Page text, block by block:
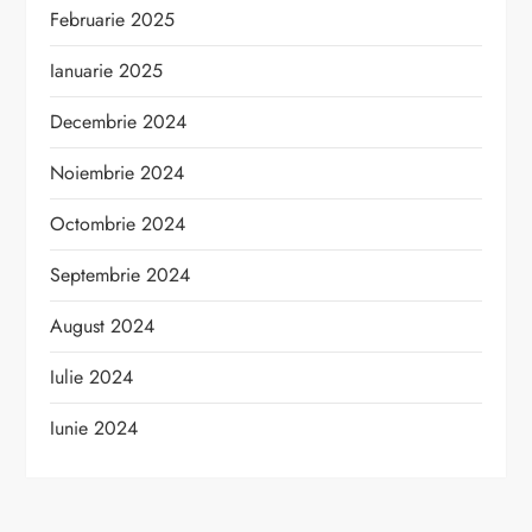
Februarie 2025
Ianuarie 2025
Decembrie 2024
Noiembrie 2024
Octombrie 2024
Septembrie 2024
August 2024
Iulie 2024
Iunie 2024